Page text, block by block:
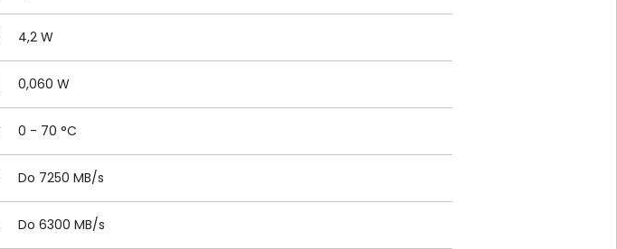
4,2 W
0,060 W
0 - 70 °C
Do 7250 MB/s
Do 6300 MB/s